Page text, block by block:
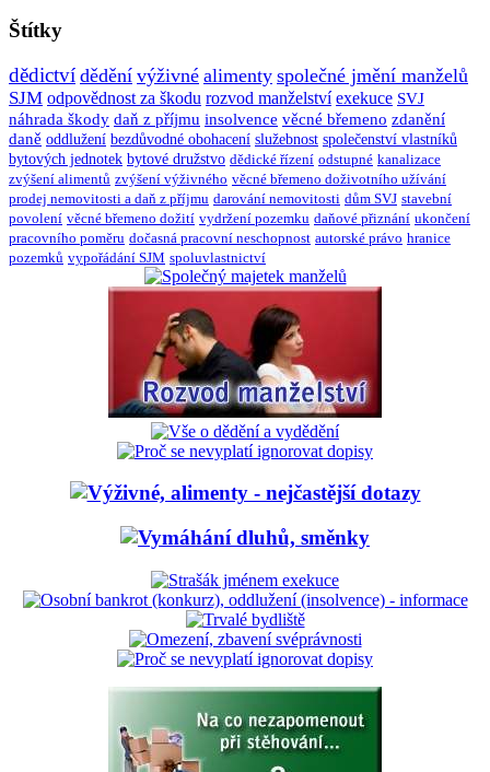
Štítky
dědictví dědění výživné alimenty společné jmění manželů
SJM odpovědnost za škodu rozvod manželství exekuce SVJ
náhrada škody daň z příjmu insolvence věcné břemeno zdanění
daně oddlužení bezdůvodné obohacení služebnost společenství vlastníků
bytových jednotek bytové družstvo dědické řízení odstupné kanalizace
zvýšení alimentů zvýšení výživného věcné břemeno doživotního užívání
prodej nemovitosti a daň z příjmu darování nemovitosti dům SVJ stavební
povolení věcné břemeno dožití vydržení pozemku daňové přiznání ukončení
pracovního poměru dočasná pracovní neschopnost autorské právo hranice
pozemků vypořádání SJM spoluvlastnictví